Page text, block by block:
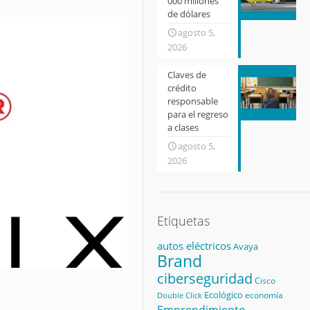
de dólares
agosto 5,
2026
Claves de
crédito
responsable
para el regreso
a clases
agosto 5,
2026
Etiquetas
autos eléctricosAvaya
Brand
ciberseguridad Cisco
Double Click Ecológico economía